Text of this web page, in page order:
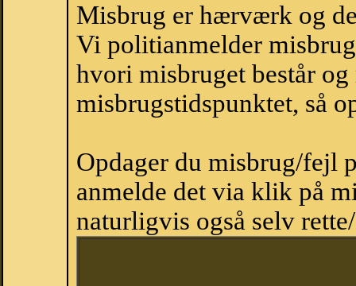
Misbrug er hærværk og
Vi politianmelder
hvori misbruget består
misbrugstidspunktet, så
Opdager du misbrug/fejl
anmelde det via klik på
naturligvis også selv